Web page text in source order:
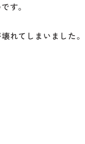
す。
れてしまいました。